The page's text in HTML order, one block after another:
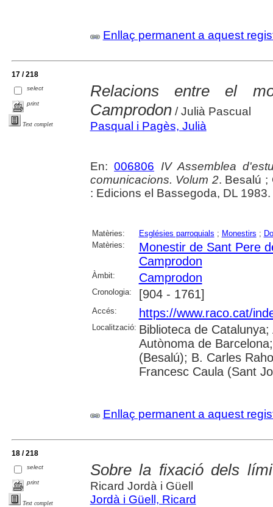
Enllaç permanent a aquest
17 / 218
select
print
Text complet
Relacions entre el
Camprodon/ Julià Pascual
Pasqual i Pagès, Julià
En:006806
IV Assemblea
comunicacions. Volum 2. Besalú ;
: Edicions el Bassegoda, DL 1983.
Matèries: Esglésies parroquials ; Monestirs ;
Matèries:
Monestir de Sant Pere
Camprodon
Àmbit: Camprodon
Cronologia: [904 - 1761]
Accés: https://www.raco.cat/
Localització: Biblioteca de
Autònoma de
(Besalú); B. Carles
Francesc Caula (Sant
Enllaç permanent a aquest
18 / 218
select
print
Text complet
Sobre la fixació dels
Ricard Jordà i Güell
Jordà i Güell, Ricard